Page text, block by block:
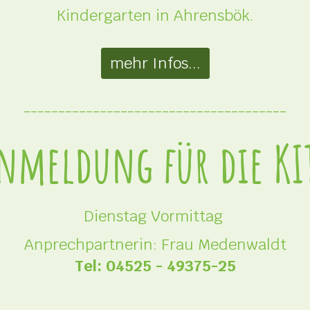
Kindergarten in Ahrensbök.
mehr Infos...
--------------------------------------
für die
Dienstag Vormittag
Anprechpartnerin: Frau Medenwaldt
Tel: 04525 - 49375-25